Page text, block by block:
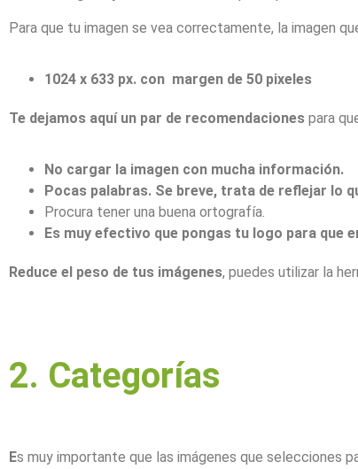
Para que tu imagen se vea correctamente, la imagen
1024 x 633 px. con margen de 50 pixeles
Te dejamos aquí un par de recomendaciones para
No cargar la imagen con mucha información.
Pocas palabras. Se breve, trata de reflejar lo
Procura tener una buena ortografía.
Es muy efectivo que pongas tu logo para que
Reduce el peso de tus imágenes, puedes utilizar la
2. Categorías
Es muy importante que las imágenes que selecciones